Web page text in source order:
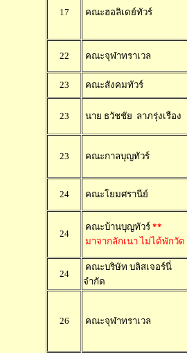
17 คณะฮอลิเดย์ทัวร์
22 คณะจุฬาทราเวล
23 คณะสังคมทัวร์
23 นาย ธวัชชัย ลาภรุ่งเรือง
23 คณะกาลบุญทัวร์
24 คณะโยมศรานีย์
24
คณะบ้านบุญทัวร์ **
มาจากลักเนา ไม่ได้พักวัด
24
คณะบริษัท บลิสเจอร์นี่
จำกัด
26 คณะจุฬาทราเวล